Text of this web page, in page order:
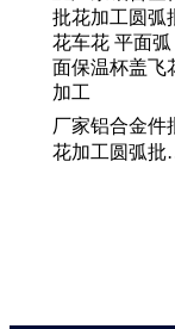
纹铝片、cd纹
车铣、装饰片
纹装饰、寮步
厂家铝合金件
花加工圆弧批